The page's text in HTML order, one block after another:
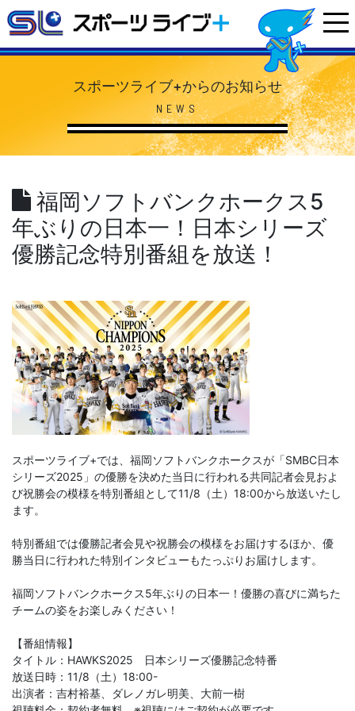
スポーツライブ+からのお知らせ
NEWS
福岡ソフトバンクホークス5
年ぶりの日本一！日本シリーズ
優勝記念特別番組を放送！
スポーツライブ+では、福岡ソフトバンクホークスが「SMBC日本
シリーズ2025」の優勝を決めた当日に行われる共同記者会見およ
び祝勝会の模様を特別番組として11/8（土）18:00から放送いたし
ます。
特別番組では優勝記者会見や祝勝会の模様をお届けするほか、優
勝当日に行われた特別インタビューもたっぷりお届けします。
福岡ソフトバンクホークス5年ぶりの日本一！優勝の喜びに満ちた
チームの姿をお楽しみください！
【番組情報】
タイトル：HAWKS2025 日本シリーズ優勝記念特番
放送日時：11/8（土）18:00-
出演者：吉村裕基、ダレノガレ明美、大前一樹